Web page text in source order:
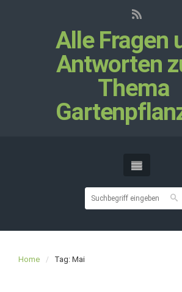
Alle Fragen
Antworten
Thema
Home Tag: Mai